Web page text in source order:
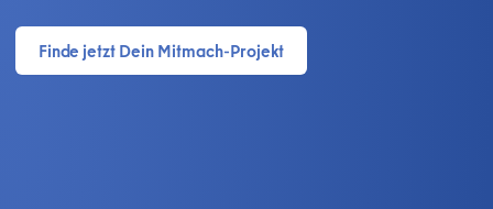
Finde jetzt Dein Mitmach-Projekt